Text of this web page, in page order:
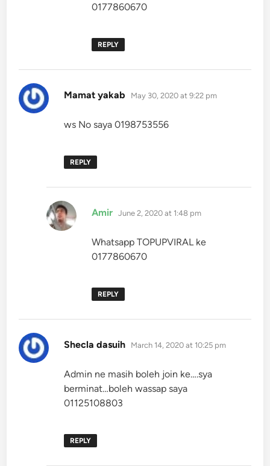
0177860670
REPLY
Mamat yakab says:
May 30, 2020 at 9:22 pm
ws No saya 0198753556
REPLY
Amir says:
June 2, 2020 at 1:48 pm
Whatsapp TOPUPVIRAL ke
0177860670
REPLY
Shecla dasuih says:
March 14, 2020 at 10:25 pm
Admin ne masih boleh join ke….sya
berminat…boleh wassap saya
01125108803
REPLY